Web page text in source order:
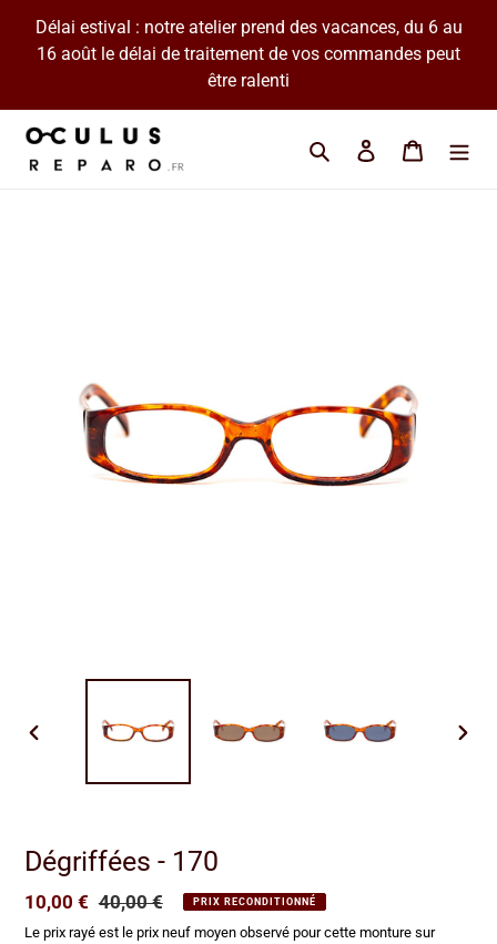
contenu
Délai estival : notre atelier prend des vacances, du 6 au
16 août le délai de traitement de vos commandes peut
être ralenti
Cherchez une
Se connecter
Panier
Dégriffées - 170
Prix
réduit
10,00 € Prix
normal
40,00 € PRIX RECONDITIONNÉ
Le prix rayé est le prix neuf moyen observé pour cette monture sur